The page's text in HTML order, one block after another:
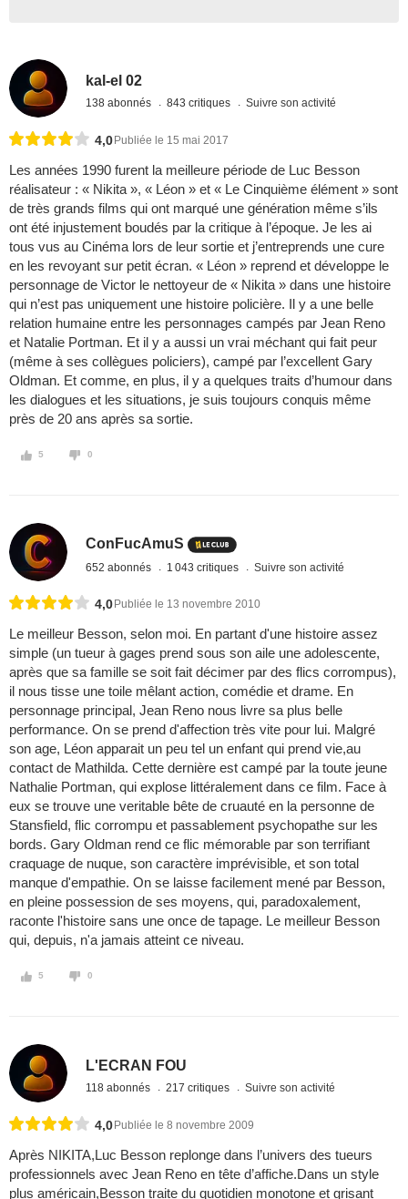
kal-el 02
138 abonnés 843 critiques Suivre son activité
4,0 Publiée le 15 mai 2017
Les années 1990 furent la meilleure période de Luc Besson
réalisateur : « Nikita », « Léon » et « Le Cinquième élément » sont
de très grands films qui ont marqué une génération même s’ils
ont été injustement boudés par la critique à l’époque. Je les ai
tous vus au Cinéma lors de leur sortie et j’entreprends une cure
en les revoyant sur petit écran. « Léon » reprend et développe le
personnage de Victor le nettoyeur de « Nikita » dans une histoire
qui n’est pas uniquement une histoire policière. Il y a une belle
relation humaine entre les personnages campés par Jean Reno
et Natalie Portman. Et il y a aussi un vrai méchant qui fait peur
(même à ses collègues policiers), campé par l’excellent Gary
Oldman. Et comme, en plus, il y a quelques traits d’humour dans
les dialogues et les situations, je suis toujours conquis même
près de 20 ans après sa sortie.
5 0
ConFucAmuS
652 abonnés 1 043 critiques Suivre son activité
4,0 Publiée le 13 novembre 2010
Le meilleur Besson, selon moi. En partant d'une histoire assez
simple (un tueur à gages prend sous son aile une adolescente,
après que sa famille se soit fait décimer par des flics corrompus),
il nous tisse une toile mêlant action, comédie et drame. En
personnage principal, Jean Reno nous livre sa plus belle
performance. On se prend d'affection très vite pour lui. Malgré
son age, Léon apparait un peu tel un enfant qui prend vie,au
contact de Mathilda. Cette dernière est campé par la toute jeune
Nathalie Portman, qui explose littéralement dans ce film. Face à
eux se trouve une veritable bête de cruauté en la personne de
Stansfield, flic corrompu et passablement psychopathe sur les
bords. Gary Oldman rend ce flic mémorable par son terrifiant
craquage de nuque, son caractère imprévisible, et son total
manque d'empathie. On se laisse facilement mené par Besson,
en pleine possession de ses moyens, qui, paradoxalement,
raconte l'histoire sans une once de tapage. Le meilleur Besson
qui, depuis, n'a jamais atteint ce niveau.
5 0
L'ECRAN FOU
118 abonnés 217 critiques Suivre son activité
4,0 Publiée le 8 novembre 2009
Après NIKITA,Luc Besson replonge dans l’univers des tueurs
professionnels avec Jean Reno en tête d’affiche.Dans un style
plus américain,Besson traite du quotidien monotone et grisant